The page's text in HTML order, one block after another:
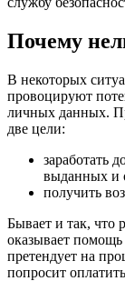
Почему
В некоторых
провоцируют
личных данных.
две цели:
заработать
выданных и
получить
Бывает и так, что
оказывает
претендует на
попросит